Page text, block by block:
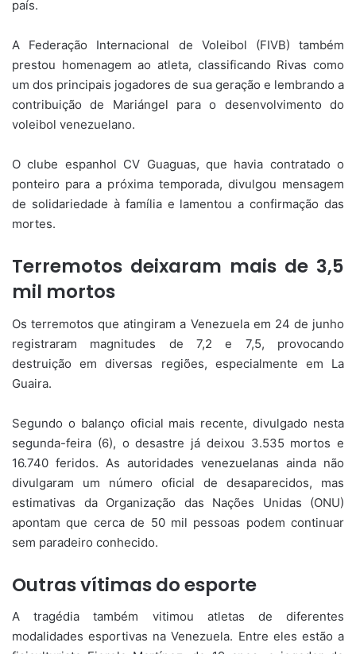
país.
A Federação Internacional de Voleibol (FIVB) também
prestou homenagem ao atleta, classificando Rivas como
um dos principais jogadores de sua geração e lembrando a
contribuição de Mariángel para o desenvolvimento do
voleibol venezuelano.
O clube espanhol CV Guaguas, que havia contratado o
ponteiro para a próxima temporada, divulgou mensagem
de solidariedade à família e lamentou a confirmação das
mortes.
Terremotos deixaram mais de 3,5
mil mortos
Os terremotos que atingiram a Venezuela em 24 de junho
registraram magnitudes de 7,2 e 7,5, provocando
destruição em diversas regiões, especialmente em La
Guaira.
Segundo o balanço oficial mais recente, divulgado nesta
segunda-feira (6), o desastre já deixou 3.535 mortos e
16.740 feridos. As autoridades venezuelanas ainda não
divulgaram um número oficial de desaparecidos, mas
estimativas da Organização das Nações Unidas (ONU)
apontam que cerca de 50 mil pessoas podem continuar
sem paradeiro conhecido.
Outras vítimas do esporte
A tragédia também vitimou atletas de diferentes
modalidades esportivas na Venezuela. Entre eles estão a